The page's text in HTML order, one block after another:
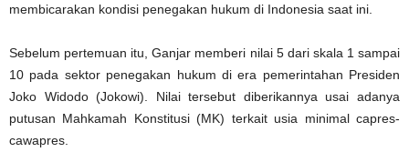
membicarakan kondisi penegakan hukum di Indonesia saat ini.
Sebelum pertemuan itu, Ganjar memberi nilai 5 dari skala 1 sampai
10 pada sektor penegakan hukum di era pemerintahan Presiden
Joko Widodo (Jokowi). Nilai tersebut diberikannya usai adanya
putusan Mahkamah Konstitusi (MK) terkait usia minimal capres-
cawapres.